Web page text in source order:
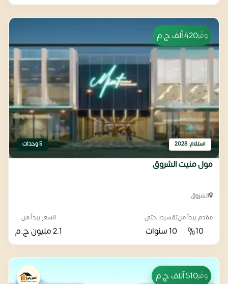
وفّر420 ألف ج.م
استلام: 2028 5 وحدات
مول منيت الشروق
الشروق
مقدم يبدأ من
%10
تقسيط حتى
10 سنوات
السعر يبدأ من
2.1 مليون ج.م
وفّر510 آلاف ج.م